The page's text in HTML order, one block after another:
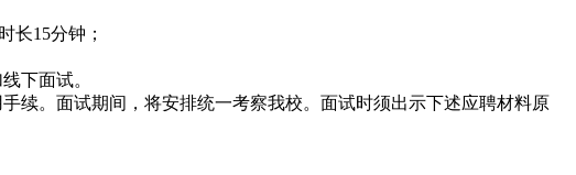
长15分钟；
下面试。
续。面试期间，将安排统一考察我校。面试时须出示下述应聘材料原